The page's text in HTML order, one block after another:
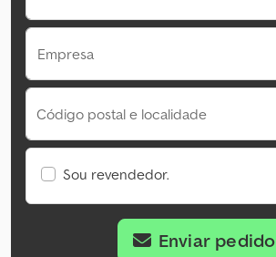
Empresa
Código postal e localidade
Sou revendedor.
Enviar pedido